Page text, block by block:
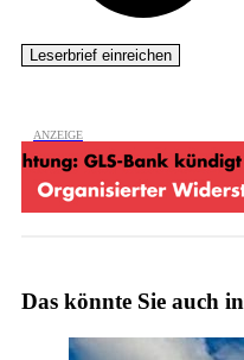
Das könnte Sie auch